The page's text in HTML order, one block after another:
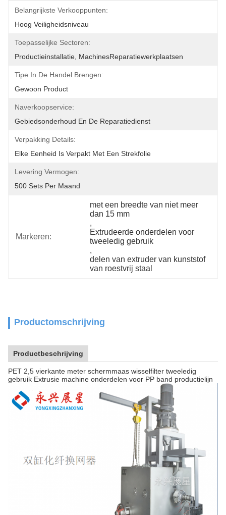
Belangrijkste Verkooppunten:
Hoog Veiligheidsniveau
Toepasselijke Sectoren:
Productieinstallatie, MachinesReparatiewerkplaatsen
Tipe In De Handel Brengen:
Gewoon Product
Naverkoopservice:
Gebiedsonderhoud En De Reparatiedienst
Verpakking Details:
Elke Eenheid Is Verpakt Met Een Strekfolie
Levering Vermogen:
500 Sets Per Maand
Markeren:
met een breedte van niet meer
dan 15 mm
,
Extrudeerde onderdelen voor
tweeledig gebruik
,
delen van extruder van kunststof
van roestvrij staal
Productomschrijving
Productbeschrijving
PET 2,5 vierkante meter schermmaas wisselfilter tweeledig
gebruik Extrusie machine onderdelen voor PP band productielijn